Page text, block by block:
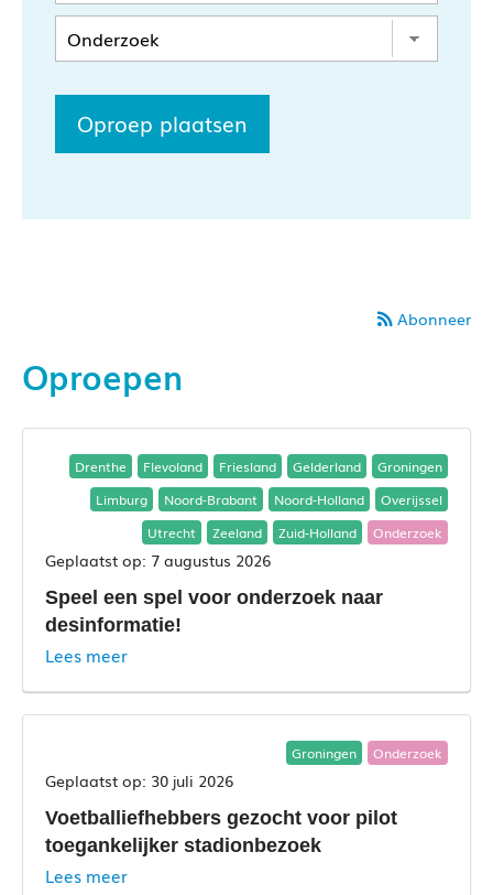
Oproep plaatsen
Abonneer
Oproepen
Drenthe Flevoland Friesland Gelderland
Groningen
Limburg
Noord-Brabant Noord-Holland
Overijssel
Utrecht
Zeeland Zuid-Holland Onderzoek
7 augustus 2026
Speel een spel voor onderzoek naar
desinformatie!
Lees meer
Groningen Onderzoek
30 juli 2026
Voetballiefhebbers gezocht voor pilot
toegankelijker stadionbezoek
Lees meer